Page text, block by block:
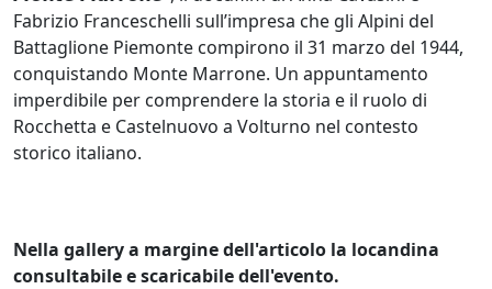
Fabrizio Franceschelli sull’impresa che gli Alpini del
Battaglione Piemonte compirono il 31 marzo del 1944,
conquistando Monte Marrone. Un appuntamento
imperdibile per comprendere la storia e il ruolo di
Rocchetta e Castelnuovo a Volturno nel contesto
storico italiano.
Nella gallery a margine dell'articolo la locandina
consultabile e scaricabile dell'evento.